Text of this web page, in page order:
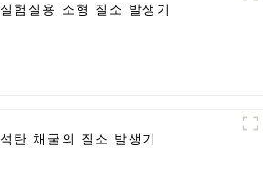
실험실용 소형 질소 발생기
석탄 채굴의 질소 발생기